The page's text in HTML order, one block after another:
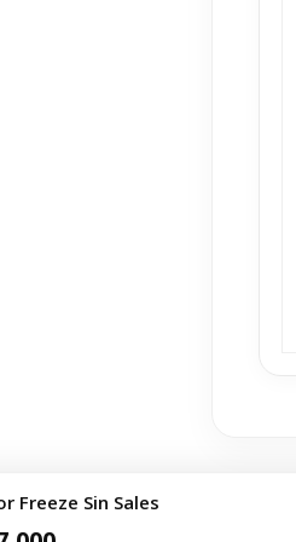
Freeze Sin Sales